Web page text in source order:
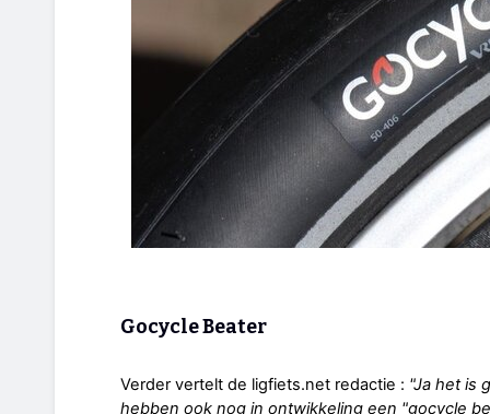
Gocycle Beater
Verder vertelt de ligfiets.net redactie : "Ja het is
hebben ook nog in ontwikkeling een "gocycle